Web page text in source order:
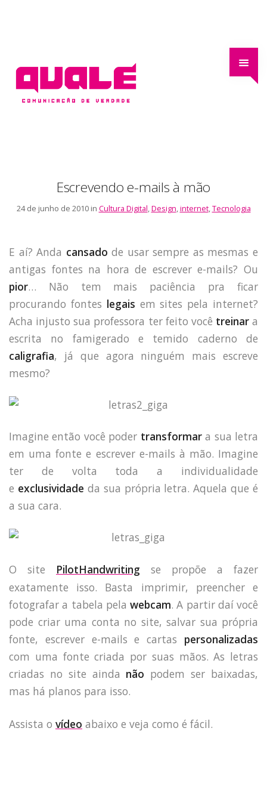
Escrevendo e-mails à mão
24 de junho de 2010 in Cultura Digital,Design,internet,Tecnologia
E aí? Anda cansado de usar sempre as mesmas e
antigas fontes na hora de escrever e-mails? Ou
pior… Não tem mais paciência pra ficar
procurando fontes legais em sites pela internet?
Acha injusto sua professora ter feito você treinara
escrita no famigerado e temido caderno de
caligrafia, já que agora ninguém mais escreve
mesmo?
Imagine então você poder transformara sua letra
em uma fonte e escrever e-mails à mão. Imagine
ter de volta toda a individualidade
e exclusividade da sua própria letra. Aquela que é
a sua cara.
O site PilotHandwriting se propõe a fazer
exatamente isso. Basta imprimir, preencher e
fotografar a tabela pela webcam. A partir daí você
pode criar uma conta no site, salvar sua própria
fonte, escrever e-mails e cartas personalizadas
com uma fonte criada por suas mãos. As letras
criadas no site ainda não podem ser baixadas,
mas há planos para isso.
Assista o vídeo abaixo e veja como é fácil.